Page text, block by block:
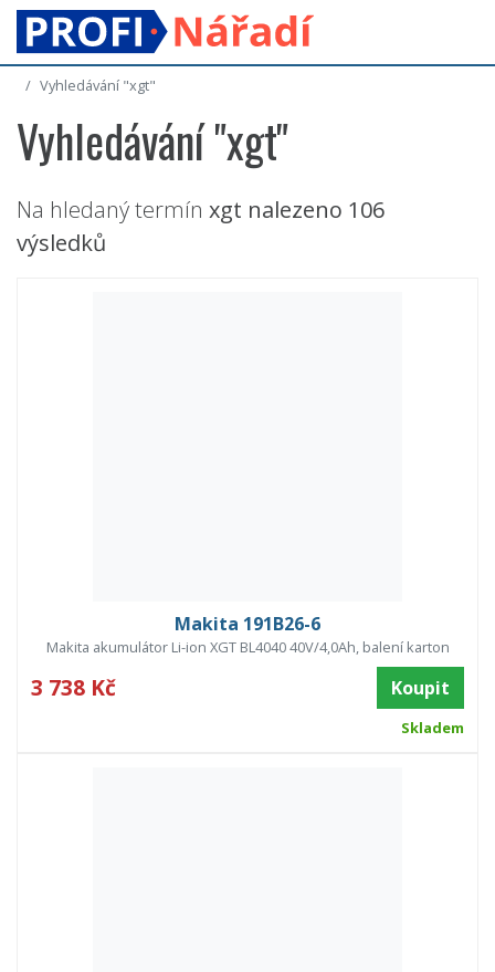
Vyhledávání "xgt"
Vyhledávání "xgt"
Na hledaný termín xgt nalezeno 106
výsledků
Makita 191B26-6
Makita akumulátor Li-ion XGT BL4040 40V/4,0Ah, balení karton
3 738 Kč Koupit
Skladem